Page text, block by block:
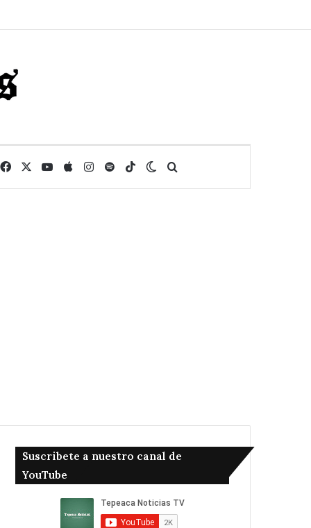
FacebookYouTube
AppleInstagram
SpotifyTikTokSwitch skin
Suscribete a nuestro canal de
YouTube